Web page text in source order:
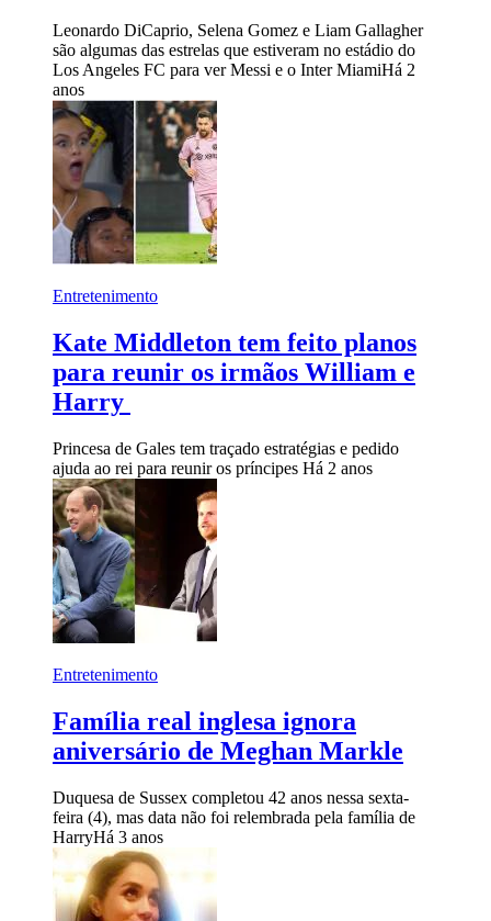
Leonardo DiCaprio, Selena Gomez e Liam Gallagher
são algumas das estrelas que estiveram no estádio do
Los Angeles FC para ver Messi e o Inter MiamiHá 2
anos
Entretenimento
Kate Middleton tem feito planos
para reunir os irmãos William e
Harry
Princesa de Gales tem traçado estratégias e pedido
ajuda ao rei para reunir os príncipes Há 2 anos
Entretenimento
Família real inglesa ignora
aniversário de Meghan Markle
Duquesa de Sussex completou 42 anos nessa sexta-
feira (4), mas data não foi relembrada pela família de
HarryHá 3 anos